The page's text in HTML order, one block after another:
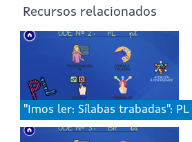
Recursos relacionados
"Imos ler: Sílabas trabadas": PL